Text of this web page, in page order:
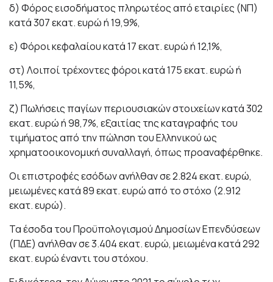
δ) Φόρος εισοδήματος πληρωτέος από εταιρίες (ΝΠ)
κατά 307 εκατ. ευρώ ή 19,9%,
ε) Φόροι κεφαλαίου κατά 17 εκατ. ευρώ ή 12,1%,
στ) Λοιποί τρέχοντες φόροι κατά 175 εκατ. ευρώ ή
11,5%,
ζ) Πωλήσεις παγίων περιουσιακών στοιχείων κατά 302
εκατ. ευρώ ή 98,7%, εξαιτίας της καταγραφής του
τιμήματος από την πώληση του Ελληνικού ως
χρηματοοικονομική συναλλαγή, όπως προαναφέρθηκε.
Οι επιστροφές εσόδων ανήλθαν σε 2.824 εκατ. ευρώ,
μειωμένες κατά 89 εκατ. ευρώ από το στόχο (2.912
εκατ. ευρώ).
Τα έσοδα του Προϋπολογισμού Δημοσίων Επενδύσεων
(ΠΔΕ) ανήλθαν σε 3.404 εκατ. ευρώ, μειωμένα κατά 292
εκατ. ευρώ έναντι του στόχου.